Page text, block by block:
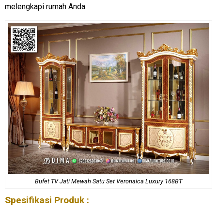
melengkapi rumah Anda.
Bufet TV Jati Mewah Satu Set Veronaica Luxury 168BT
Spesifikasi Produk :